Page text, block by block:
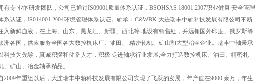
有专 业的研发团队，公司已通过IS09001质量体系认证，BSOHSAS 18001:2007职业健康 安全管理
系认证，IS014001:2004环境管理体系认证。轴承：C&WBK 大连瑞丰中轴科技发展有限公司不断
入新鲜血液，在上海、山东、黑龙江、新疆、西北等 地设有销售处，并远销国外印度、俄罗斯等
洲各国，供应服务全国各大数控机床厂、油田、 精密轧机、矿山和大型冶金企业。瑞丰中轴秉承
科技为先导，真诚积攒和储备人才，积极 促进轴承行业发展,全力打造数控机床、油田、精密札
、矿山、冶金轴承精品。
2009年重组以后，大连瑞丰中轴科技发展有限公司实现了飞跃的发展，年产值在9000 余万，年生